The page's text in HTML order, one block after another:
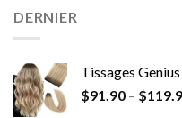
DERNIER
Tissages
$91.90 – $